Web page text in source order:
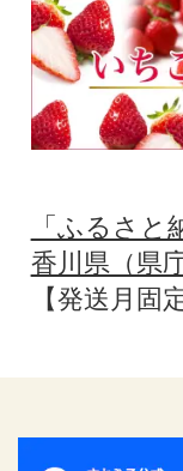
「ふるさと
香川県（県庁
【発送月固